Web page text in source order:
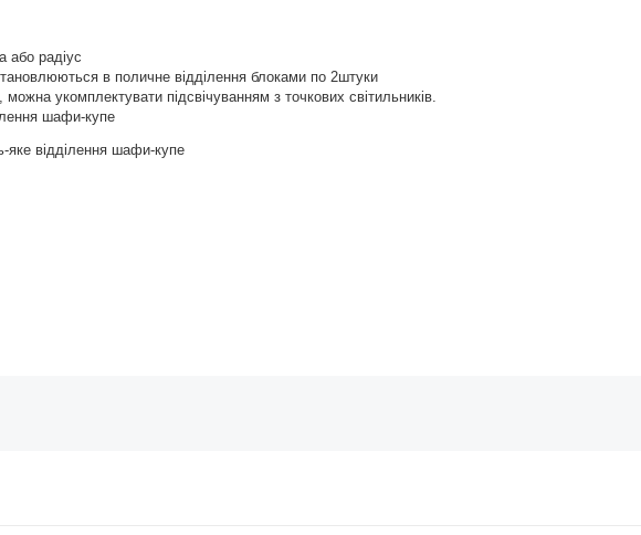
або радіус
в поличне відділення блоками по 2штуки
укомплектувати підсвічуванням з точкових світильників.
шафи-купе
яке відділення шафи-купе